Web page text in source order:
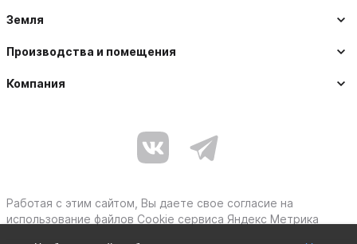
Земля
Производства и помещения
Компания
Работая с этим сайтом, Вы даете свое согласие на
использование файлов Cookie сервиса Яндекс Метрика